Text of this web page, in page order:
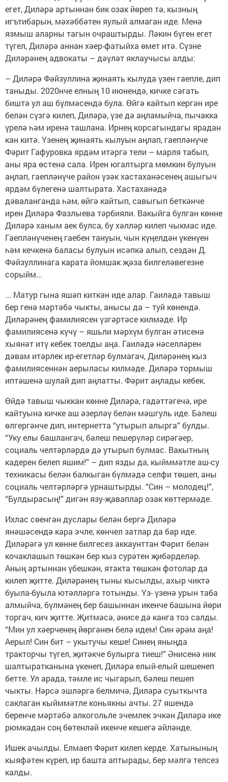
егет, Диләрә артыннан бик озак йөреп тә, кызның
игътибарын, мәхәббәтен яулый алмаган иде. Менә
язмыш аларны тагын очраштырды. Ләкин бүген егет
түгел, Диләрә аннан хәер-фатыйха өмет итә. Сүзне
Диләрәнең адвокаты – дәүләт яклаучысы алды:
– Диләрә Фәйзуллина җинаять кылуда үзен гаепле, дип
таныды. 2020нче елның 10 июнендә, кичке сәгать
биштә ул аш бүлмәсендә була. Өйгә кайтып кергән ире
белән сүзгә килеп, Диләрә, үзе дә аңламыйча, пычакка
үрелә һәм иренә ташлана. Ирнең корсагындагы ярадан
кан китә. Үзенең җинаять кылуын аңлап, гаепләнүче
Фәрит Гафуровка ярдәм итәргә тели – марля табып,
аны яра өстенә сала. Ирен югалтырга мөмкин булуын
аңлап, гаепләнүче район үзәк хастаханәсенең ашыгыч
ярдәм бүлегенә шалтырата. Хастаханәдә
дәваланганда һәм, өйгә кайтып, савыгып беткәнче
ирен Диләрә Фазлыева тәрбияли. Вакыйга булган көнне
Диләрә ханым аек булса, бу хәлләр килеп чыкмас иде.
Гаепләнүченең гаебен тануын, чын күңелдән үкенүен
һәм кечкенә баласы булуын исәпкә алып, сездән Д.
Фәйзуллинага карата йомшак җәза билгеләвегезне
сорыйм...
... Матур гына яшәп киткән иде алар. Гаиләдә тавыш
бер генә мәртәбә чыкты, анысы да – туй көнендә.
Диләрәнең фамилиясен үзгәртәсе килмәде. Ир
фамилиясенә күчү – яшьли мәрхүм булган әтисенә
хыянәт итү кебек тоелды аңа. Гаиләдә нәселләрен
дәвам итәрлек ир-егетләр булмагач, Диләрәнең кыз
фамилиясеннән аерыласы килмәде. Диләрә тормыш
иптәшенә шулай дип аңлатты. Фәрит аңлады кебек.
Өйдә тавыш чыккан көнне Диләрә, гадәттәгечә, ире
кайтуына кичке аш әзерләү белән мәшгуль иде. Бәлеш
өлгергәнче дип, интернетта “утырып алырга” булды.
“Уку елы башлангач, бәлеш пешерүләр сирәгәер,
социаль челтәрләрдә дә утырып булмас. Вакытның
кадерен белеп яшим!” – дип язды да, кыйммәтле аш-су
техникасы белән балкыган бүлмәдә селфи төшеп, аны
социаль челтәрләргә урнаштырды. “Син – молодец!”,
“Булдырасың!” дигән язу-җаваплар озак көттермәде.
Ихлас сөенгән дуслары белән бергә Диләрә
янәшәсендә кара эчле, көнчел затлар да бар иде.
Диләрәгә ул көнне билгесез аккаунттан Фәрит белән
кочаклашып төшкән бер кыз сурәтен җибәрделәр.
Аның артыннан үбешкән, ятакта төшкән фотолар да
килеп җитте. Диләрәнең тыны кысылды, ахыр чиктә
буыла-буыла ютәлләргә тотынды. Үз- үзенә урын таба
алмыйча, бүлмәнең бер башыннан икенче башына йөри
торгач, кич җитте. Җитмәсә, әнисе дә канга тоз салды.
“Мин ул хәерченең йөргәнен белә идем! Син әрәм аңа!
Аерыл! Син бит – укытучы кеше! Синең яныңда
тракторчы түгел, җитәкче булырга тиеш!” Әнисенә ник
шалтыратканына үкенеп, Диләрә елый-елый шешенеп
бетте. Ул арада, тәмле ис чыгарып, бәлеш пешеп
чыкты. Нәрсә эшләргә белмичә, Диләрә суыткычта
саклаган кыйммәтле коньякны ачты. 27 яшендә
беренче мәртәбә алкогольле эчемлек эчкән Диләрә ике
рюмкадан соң бөтенләй икенче кешегә әйләнде.
Ишек ачылды. Елмаеп Фәрит килеп керде. Хатынының
кыяфәтен күреп, ир башта аптырады, бер мәлгә телсез
калды.